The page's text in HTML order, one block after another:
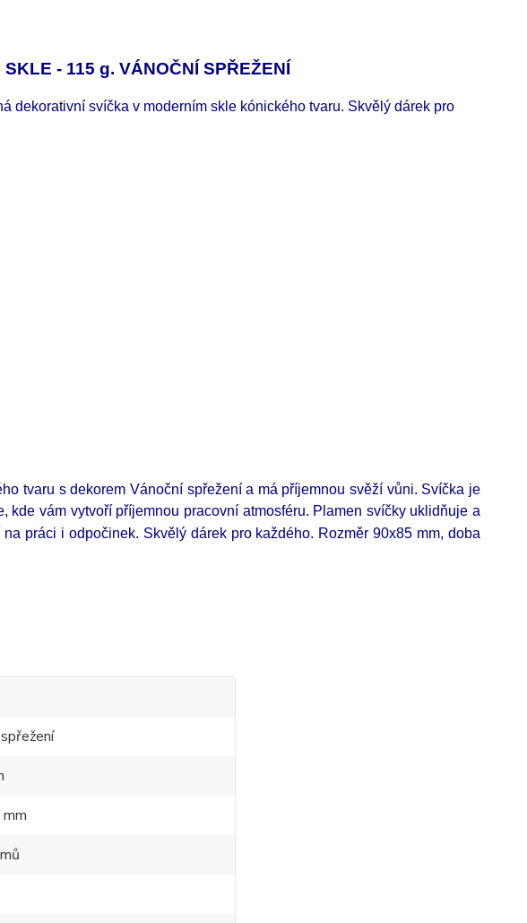
- 115 g. VÁNOČNÍ SPŘEŽENÍ
dekorativní svíčka v moderním skle kónického tvaru. Skvělý dárek pro
tvaru s dekorem Vánoční spřežení a má příjemnou svěží vůni. Svíčka je
kde vám vytvoří příjemnou pracovní atmosféru. Plamen svíčky uklidňuje a
práci i odpočinek. Skvělý dárek pro každého. Rozměr 90x85 mm, doba